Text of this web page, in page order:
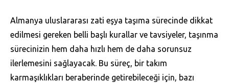
Almanya uluslararası zati eşya taşıma sürecinde dikkat
edilmesi gereken belli başlı kurallar ve tavsiyeler, taşınma
sürecinizin hem daha hızlı hem de daha sorunsuz
ilerlemesini sağlayacak. Bu süreç, bir takım
karmaşıklıkları beraberinde getirebileceği için, bazı